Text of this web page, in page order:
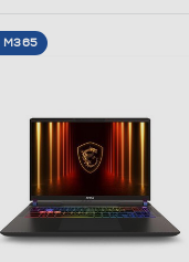
M365